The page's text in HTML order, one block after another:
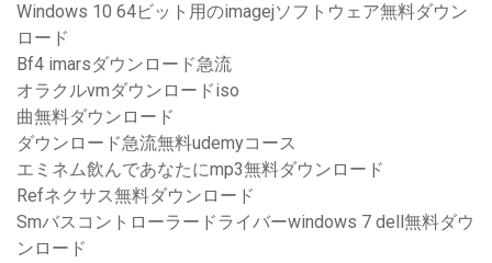
Windows 10 64ビット用のimagejソフトウェア無料ダウン
ロード
Bf4 imarsダウンロード急流
オラクルvmダウンロードiso
曲無料ダウンロード
ダウンロード急流無料udemyコース
エミネム飲んであなたにmp3無料ダウンロード
Refネクサス無料ダウンロード
Smバスコントローラードライバーwindows 7 dell無料ダウ
ンロード